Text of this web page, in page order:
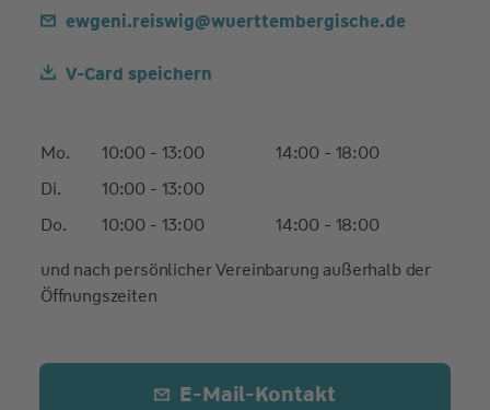
ewgeni.reiswig@wuerttembergische.de
V-Card speichern
Mo. 10:00 - 13:00
14:00 - 18:00
Di.
10:00 - 13:00
Do.
10:00 - 13:00
14:00 - 18:00
und nach persönlicher Vereinbarung außerhalb der
Öffnungszeiten
E-Mail-Kontakt